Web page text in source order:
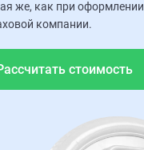
же, как при оформлении
компании.
стоимость